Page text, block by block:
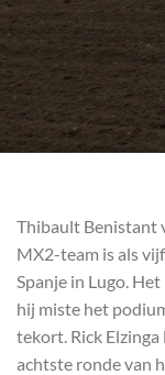
Thibault Benistant
MX2-team is als
Spanje in Lugo.
hij miste het
tekort. Rick
achtste ronde van